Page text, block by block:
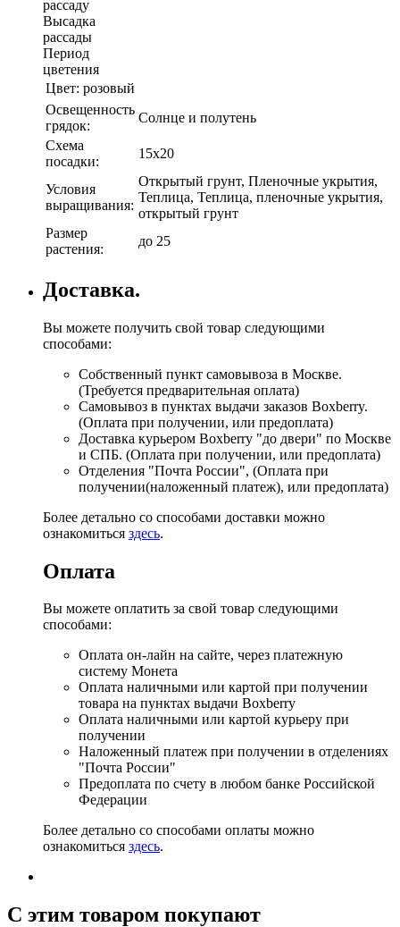
рассаду
Высадка
рассады
Период
цветения
Цвет: розовый
Освещенность
грядок:
Солнце и полутень
Схема
посадки:
15х20
Условия
выращивания:
Открытый грунт, Пленочные укрытия,
Теплица, Теплица, пленочные укрытия,
открытый грунт
Размер
растения:
до 25
Доставка.
Вы можете получить свой товар следующими
способами:
Собственный пункт самовывоза в Москве.
(Требуется предварительная оплата)
Самовывоз в пунктах выдачи заказов Boxberry.
(Оплата при получении, или предоплата)
Доставка курьером Boxberry "до двери" по Москве
и СПБ. (Оплата при получении, или предоплата)
Отделения "Почта России", (Оплата при
получении(наложенный платеж), или предоплата)
Более детально со способами доставки можно
ознакомиться здесь.
Оплата
Вы можете оплатить за свой товар следующими
способами:
Оплата он-лайн на сайте, через платежную
систему Монета
Оплата наличными или картой при получении
товара на пунктах выдачи Boxberry
Оплата наличными или картой курьеру при
получении
Наложенный платеж при получении в отделениях
"Почта России"
Предоплата по счету в любом банке Российской
Федерации
Более детально со способами оплаты можно
ознакомиться здесь.
C этим товаром покупают